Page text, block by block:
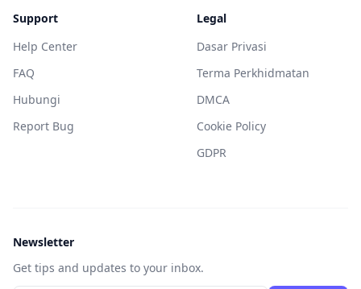
Support
Help Center
FAQ
Hubungi
Report Bug
Legal
Dasar Privasi
Terma Perkhidmatan
DMCA
Cookie Policy
GDPR
Newsletter
Get tips and updates to your inbox.